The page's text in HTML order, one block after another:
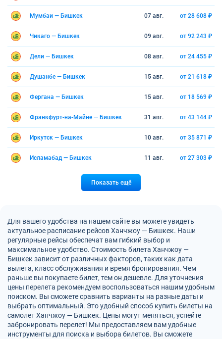
Мумбаи — Бишкек 07 авг. от 28 608 ₽
Чикаго — Бишкек 09 авг. от 92 243 ₽
Дели — Бишкек 08 авг. от 24 455 ₽
Душанбе — Бишкек 15 авг. от 21 618 ₽
Фергана — Бишкек 15 авг. от 18 569 ₽
Франкфурт-на-Майне — Бишкек 31 авг. от 43 144 ₽
Иркутск — Бишкек 10 авг. от 35 871 ₽
Исламабад — Бишкек 11 авг. от 27 303 ₽
Показать ещё
Для вашего удобства на нашем сайте вы можете увидеть
актуальное расписание рейсов Ханчжоу — Бишкек. Наши
регулярные рейсы обеспечат вам гибкий выбор и
максимальное удобство. Стоимость билета Ханчжоу —
Бишкек зависит от различных факторов, таких как дата
вылета, класс обслуживания и время бронирования. Чем
раньше вы покупаете билет, тем он дешевле. Для уточнения
цены перелета рекомендуем воспользоваться нашим удобным
поиском. Вы сможете сравнить варианты на разные даты и
выбрать оптимальный. Это удобный способ купить билеты на
самолет Ханчжоу — Бишкек. Цены могут меняться, успейте
забронировать перелет! Мы предоставляем вам удобные
инструменты для поиска и выбора билетов. Вы сможете